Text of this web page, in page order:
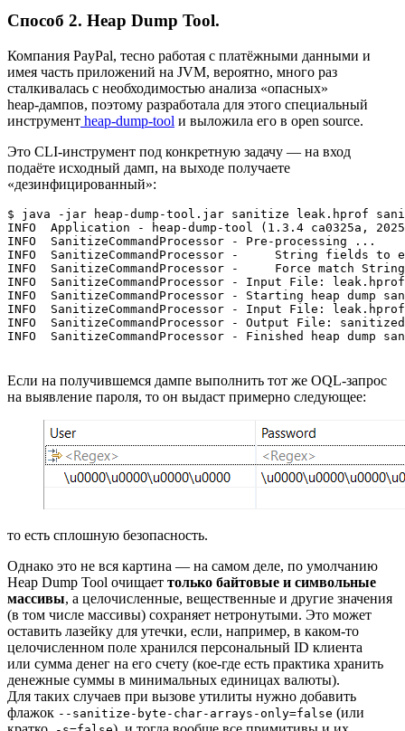
Способ 2. Heap Dump Tool.
Компания PayPal, тесно работая с платёжными данными и
имея часть приложений на JVM, вероятно, много раз
сталкивалась с необходимостью анализа «опасных»
heap‑дампов, поэтому разработала для этого специальный
инструмент heap‑dump‑tool и выложила его в open source.
Это CLI‑инструмент под конкретную задачу — на вход
подаёте исходный дамп, на выходе получаете
«дезинфицированный»:
$ java -jar heap-dump-tool.jar sanitize leak.hprof
INFO  Application - heap-dump-tool (1.3.4 ca0325a,
INFO  SanitizeCommandProcessor - Pre-processing ...
INFO  SanitizeCommandProcessor -     String fields to
INFO  SanitizeCommandProcessor -     Force match
INFO  SanitizeCommandProcessor - Input File: leak.hprof
INFO  SanitizeCommandProcessor - Starting heap dump
INFO  SanitizeCommandProcessor - Input File: leak.hprof
INFO  SanitizeCommandProcessor - Output File:
INFO  SanitizeCommandProcessor - Finished heap dump
Если на получившемся дампе выполнить тот же OQL‑запрос
на выявление пароля, то он выдаст примерно следующее:
то есть сплошную безопасность.
Однако это не вся картина — на самом деле, по умолчанию
Heap Dump Tool очищает только байтовые и символьные
массивы, а целочисленные, вещественные и другие значения
(в том числе массивы) сохраняет нетронутыми. Это может
оставить лазейку для утечки, если, например, в каком‑то
целочисленном поле хранился персональный ID клиента
или сумма денег на его счету (кое‑где есть практика хранить
денежные суммы в минимальных единицах валюты).
Для таких случаев при вызове утилиты нужно добавить
флажок --sanitize-byte-char-arrays-only=false (или